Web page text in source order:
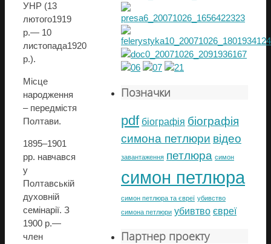
УНР (13
лютого1919
р.— 10
листопада1920
р.).
Місце
народження
– передмістя
Полтави.
1895–1901
рр. навчався
у
Полтавській
духовній
семінарії. З
1900 р.—
член
Позначки
pdf біографія біографія
симона петлюри відео
завантаження петлюра симон
симон петлюра
симон петлюра та євреї убивство
симона петлюри убивтво євреї
Партнер проекту